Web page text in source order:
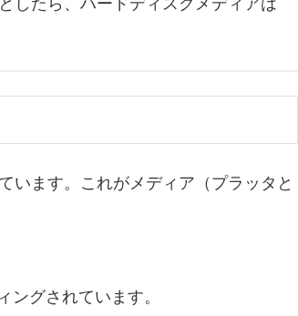
したら、ハードディスクメディアは
ます。これがメディア（プラッタと
ングされています。